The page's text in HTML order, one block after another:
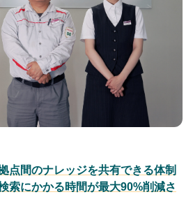
点間のナレッジを共有できる体制
索にかかる時間が最大90%削減さ